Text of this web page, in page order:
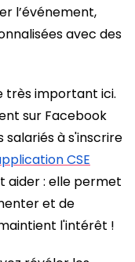
l’événement,
avec des
très important ici.
sur Facebook
à s'inscrire
CSE
aider : elle permet
et de
l'intérêt !